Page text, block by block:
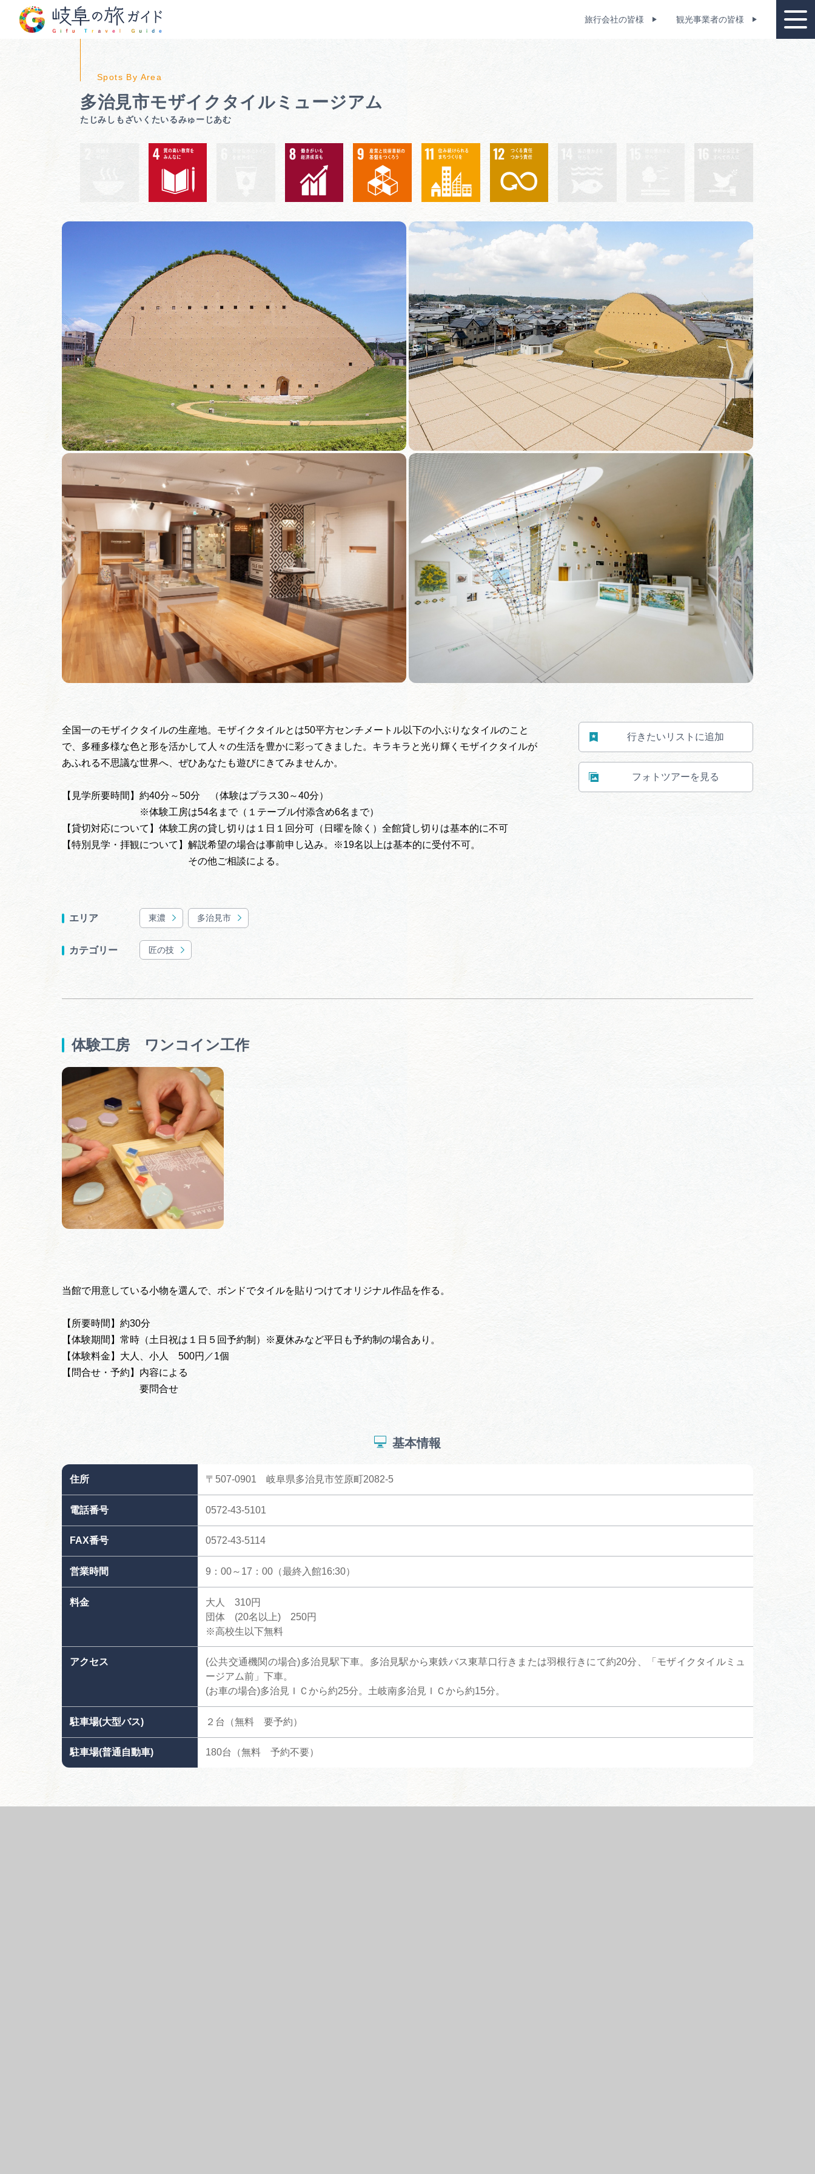
旅行会社の皆様 観光事業者の皆様
教育旅行モデルコース
MICE
MICEにおすすめな施設一覧 コンベンション支援制度
おすすめモデルコース
団体旅行用おすすめモデルコース
データライブラリー
観光データライブラリー
フォトライブラリー 動画ライブラリー
お問い合わせ
多治見市モザイクタイルミュージアム
たじみしもざいくたいるみゅーじあむ
全国一のモザイクタイルの生産地。モザイクタイルとは50平方センチメートル以下の小ぶりなタイルのこと
で、多種多様な色と形を活かして人々の生活を豊かに彩ってきました。キラキラと光り輝くモザイクタイルが
あふれる不思議な世界へ、ぜひあなたも遊びにきてみませんか。
【見学所要時間】約40分～50分 （体験はプラス30～40分）
※体験工房は54名まで（１テーブル付添含め6名まで）
【貸切対応について】体験工房の貸し切りは１日１回分可（日曜を除く）全館貸し切りは基本的に不可
【特別見学・拝観について】解説希望の場合は事前申し込み。※19名以上は基本的に受付不可。
その他ご相談による。
エリア 東濃 多治見市
カテゴリー 匠の技
行きたいリストに追加
フォトツアーを見る
体験工房 ワンコイン工作
当館で用意している小物を選んで、ボンドでタイルを貼りつけてオリジナル作品を作る。
【所要時間】約30分
【体験期間】常時（土日祝は１日５回予約制）※夏休みなど平日も予約制の場合あり。
【体験料金】大人、小人 500円／1個
【問合せ・予約】内容による
要問合せ
基本情報
住所 〒507-0901 岐阜県多治見市笠原町2082-5
電話番号 0572-43-5101
FAX番号 0572-43-5114
営業時間 9：00～17：00（最終入館16:30）
料金
大人 310円
団体 (20名以上) 250円
※高校生以下無料
アクセス
(公共交通機関の場合)多治見駅下車。多治見駅から東鉄バス東草口行きまたは羽根行きにて約20分、「モザイクタイルミュ
ージアム前」下車。
(お車の場合)多治見ＩＣから約25分。土岐南多治見ＩＣから約15分。
駐車場(大型バス) ２台（無料 要予約）
駐車場(普通自動車) 180台（無料 予約不要）